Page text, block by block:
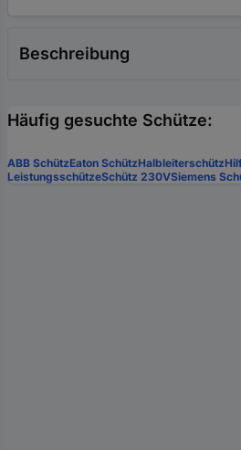
Beschreibung
Häufig gesuchte Schütze:
ABB SchützEaton SchützHalbleiterschütz
LeistungsschützeSchütz 230VSiemens